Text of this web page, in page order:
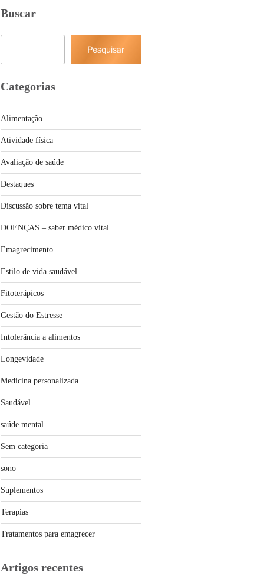
Buscar
Pesquisar
Categorias
Alimentação
Atividade física
Avaliação de saúde
Destaques
Discussão sobre tema vital
DOENÇAS – saber médico vital
Emagrecimento
Estilo de vida saudável
Fitoterápicos
Gestão do Estresse
Intolerância a alimentos
Longevidade
Medicina personalizada
Saudável
saúde mental
Sem categoria
sono
Suplementos
Terapias
Tratamentos para emagrecer
Artigos recentes